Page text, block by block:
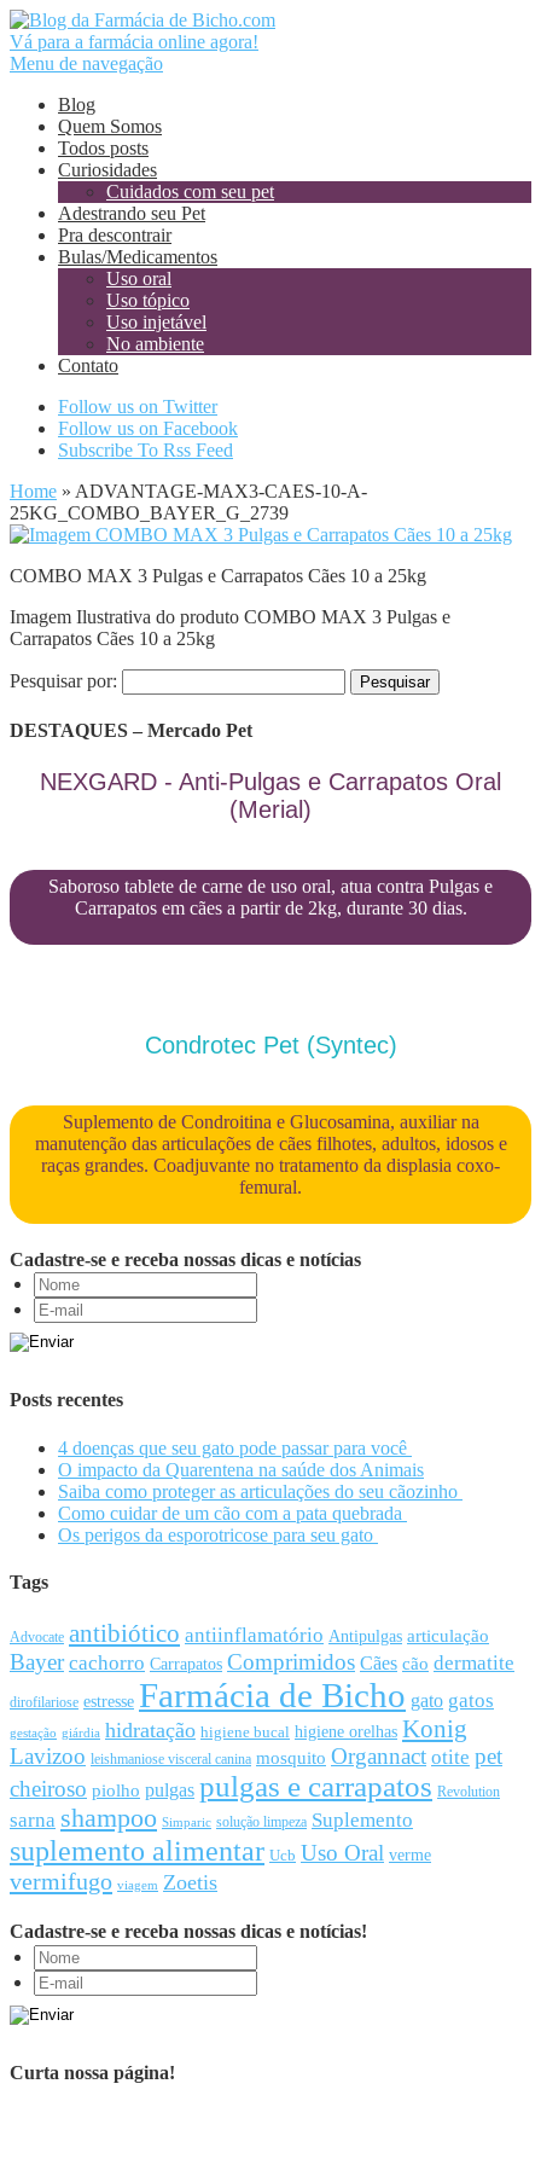
Vá para a farmácia online agora!
Menu de navegação
Blog
Quem Somos
Todos posts
Curiosidades
Cuidados com seu pet
Adestrando seu Pet
Pra descontrair
Bulas/Medicamentos
Uso oral
Uso tópico
Uso injetável
No ambiente
Contato
Follow us on Twitter
Follow us on Facebook
Subscribe To Rss Feed
Home » ADVANTAGE-MAX3-CAES-10-A-
25KG_COMBO_BAYER_G_2739
COMBO MAX 3 Pulgas e Carrapatos Cães 10 a 25kg
Imagem Ilustrativa do produto COMBO MAX 3 Pulgas e
Carrapatos Cães 10 a 25kg
Pesquisar por:
DESTAQUES – Mercado Pet
NEXGARD - Anti-Pulgas e Carrapatos Oral
(Merial)
Saboroso tablete de carne de uso oral, atua contra Pulgas e
Carrapatos em cães a partir de 2kg, durante 30 dias.
Condrotec Pet (Syntec)
Suplemento de Condroitina e Glucosamina, auxiliar na
manutenção das articulações de cães filhotes, adultos, idosos e
raças grandes. Coadjuvante no tratamento da displasia coxo-
femural.
Cadastre-se e receba nossas dicas e notícias
Posts recentes
4 doenças que seu gato pode passar para você
O impacto da Quarentena na saúde dos Animais
Saiba como proteger as articulações do seu cãozinho
Como cuidar de um cão com a pata quebrada
Os perigos da esporotricose para seu gato
Tags
Advocate antibiótico antiinflamatório Antipulgas articulação
Bayer cachorro Carrapatos Comprimidos Cães cão dermatite
dirofilariose estresse Farmácia de Bicho gato gatos
gestação giárdia hidratação higiene bucal higiene orelhas Konig
Lavizoo leishmaniose visceral canina mosquito Organnact otite pet
cheiroso piolho pulgas pulgas e carrapatos Revolution
sarna shampoo Simparic solução limpeza Suplemento
suplemento alimentar Ucb Uso Oral verme
vermifugo viagem Zoetis
Cadastre-se e receba nossas dicas e notícias!
Curta nossa página!